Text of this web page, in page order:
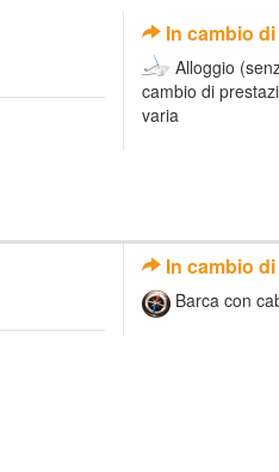
In cambio di
Alloggio
cambio di
varia
In cambio di
Barca con